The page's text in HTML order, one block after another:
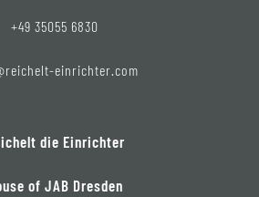
+49 35055 6830
einrichter.com
die Einrichter
of JAB Dresden